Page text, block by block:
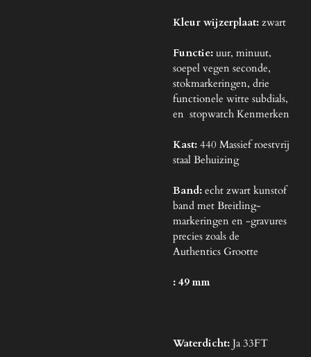
Kleur wijzerplaat: zwart
Functie: uur, minuut,
soepel vegen seconde,
stokmarkeringen, drie
functionele witte subdials,
en stopwatch Kenmerken
Kast: 440 Massief roestvrij
staal Behuizing
Band: echt zwart kunstof
band met Breitling-
markeringen en -gravures
precies zoals de
Authentics Grootte
: 49 mm
Waterdicht: Ja 33FT